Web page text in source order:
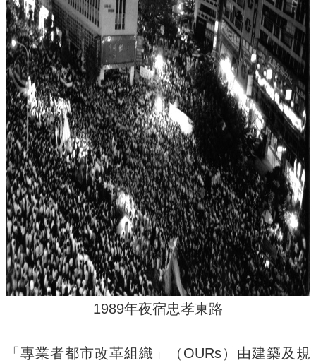
身
心
障
礙
者
權
利
公
約
公
務
信
箱
1989年夜宿忠孝東路
「專業者都市改革組織」（OURs）由建築及規